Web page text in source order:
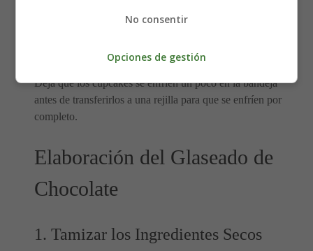
Deja que los cupcakes se enfríen un poco en la bandeja
antes de transferirlos a una rejilla para que se enfríen por
completo.
Elaboración del Glaseado de
Chocolate
1. Tamizar los Ingredientes Secos
No consentir
Opciones de gestión